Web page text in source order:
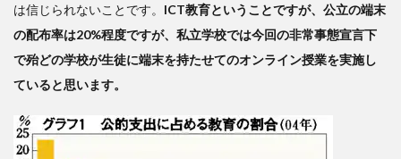
は信じられないことです。 ICT教育ということですが、公立の端末
の配布率は20%程度ですが、私立学校では今回の非常事態宣言下
で殆どの学校が生徒に端末を持たせてのオンライン授業を実施し
ていると思います。